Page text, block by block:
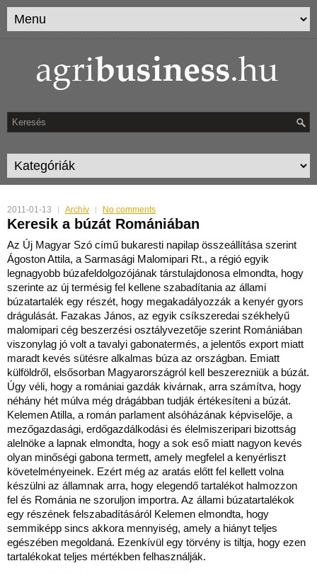
2011-01-13 Archív No comments
Keresik a búzát Romániában
Az Új Magyar Szó című bukaresti napilap összeállítása szerint
Ágoston Attila, a Sarmasági Malomipari Rt., a régió egyik
legnagyobb búzafeldolgozójának társtulajdonosa elmondta, hogy
szerinte az új termésig fel kellene szabadítania az állami
búzatartalék egy részét, hogy megakadályozzák a kenyér gyors
drágulását. Fazakas János, az egyik csíkszeredai székhelyű
malomipari cég beszerzési osztályvezetője szerint Romániában
viszonylag jó volt a tavalyi gabonatermés, a jelentős export miatt
maradt kevés sütésre alkalmas búza az országban. Emiatt
külföldről, elsősorban Magyarországról kell beszerezniük a búzát.
Úgy véli, hogy a romániai gazdák kivárnak, arra számítva, hogy
néhány hét múlva még drágábban tudják értékesíteni a búzát.
Kelemen Atilla, a román parlament alsóházának képviselője, a
mezőgazdasági, erdőgazdálkodási és élelmiszeripari bizottság
alelnöke a lapnak elmondta, hogy a sok eső miatt nagyon kevés
olyan minőségi gabona termett, amely megfelel a kenyérliszt
követelményeinek. Ezért még az aratás előtt fel kellett volna
készülni az államnak arra, hogy elegendő tartalékot halmozzon
fel és Románia ne szoruljon importra. Az állami búzatartalékok
egy részének felszabadításáról Kelemen elmondta, hogy
semmiképp sincs akkora mennyiség, amely a hiányt teljes
egészében megoldaná. Ezenkívül egy törvény is tiltja, hogy ezen
tartalékokat teljes mértékben felhasználják.